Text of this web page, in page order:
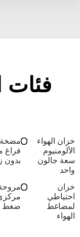
فئات
خزان الهواء
الألومنيوم
سعة جالون
واحد
فراغ
بدون
خزان
احتياطي
لمضاغط
الهواء
ضغط